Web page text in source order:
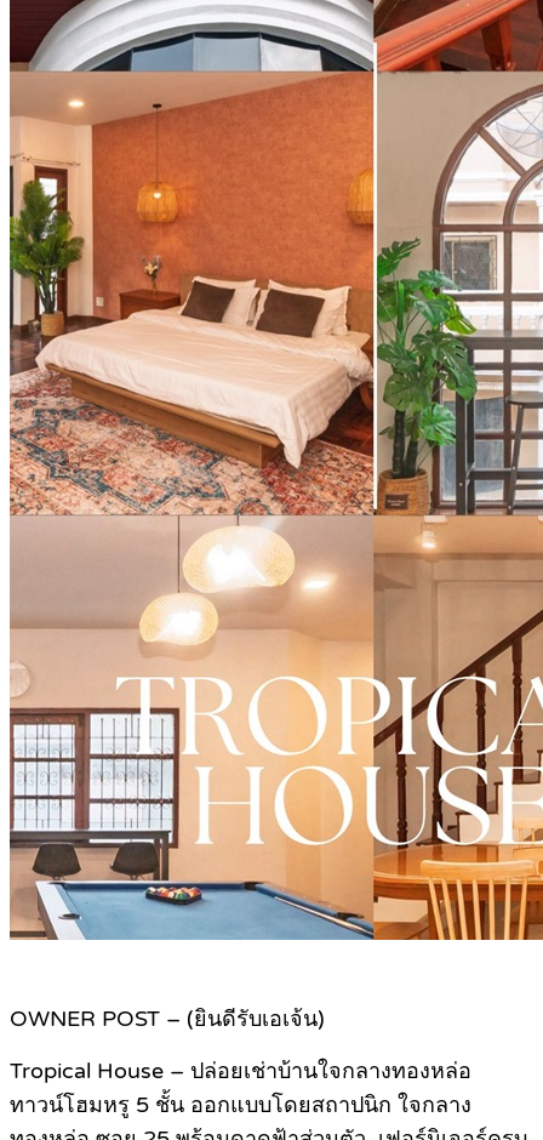
OWNER POST – (ยินดีรับเอเจ้น)
Tropical House – ปล่อยเช่าบ้านใจกลางทองหล่อ
ทาวน์โฮมหรู 5 ชั้น ออกแบบโดยสถาปนิก ใจกลาง